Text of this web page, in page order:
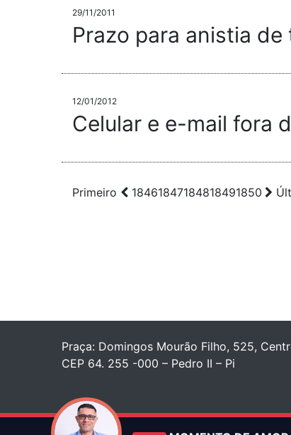
29/11/2011
Prazo para anistia
12/01/2012
Celular e e-mail fora
Primeiro 18461847184818491850
Praça: Domingos Mourão Filho, 525,
CEP 64. 255 -000 – Pedro II – Pi